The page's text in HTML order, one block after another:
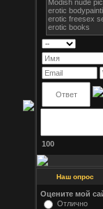
100
Наш опрос
Оцените мой
Отлично